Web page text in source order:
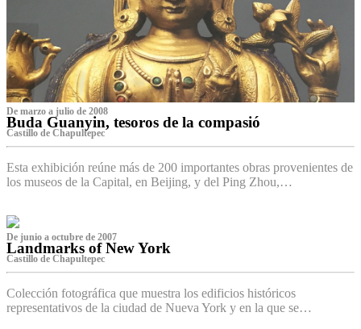
De marzo a julio de 2008
Buda Guanyin, tesoros de la compasió
Castillo de Chapultepec
Esta exhibición reúne más de 200 importantes obras provenientes de
los museos de la Capital, en Beijing, y del Ping Zhou,…
De junio a octubre de 2007
Landmarks of New York
Castillo de Chapultepec
Colección fotográfica que muestra los edificios históricos
representativos de la ciudad de Nueva York y en la que se…